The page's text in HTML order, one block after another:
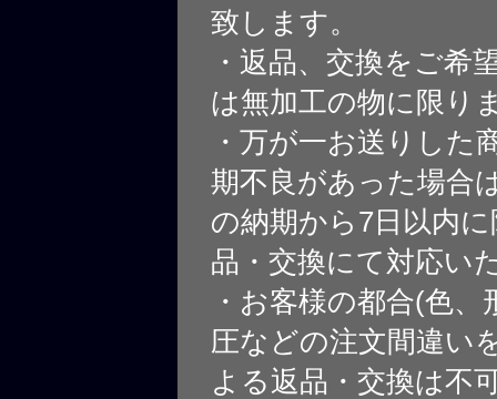
致します。
・返品、交換をご希
は無加工の物に限り
・万が一お送りした
期不良があった場合
の納期から7日以内
品・交換にて対応い
・お客様の都合(色、
圧などの注文間違い
よる返品・交換は不